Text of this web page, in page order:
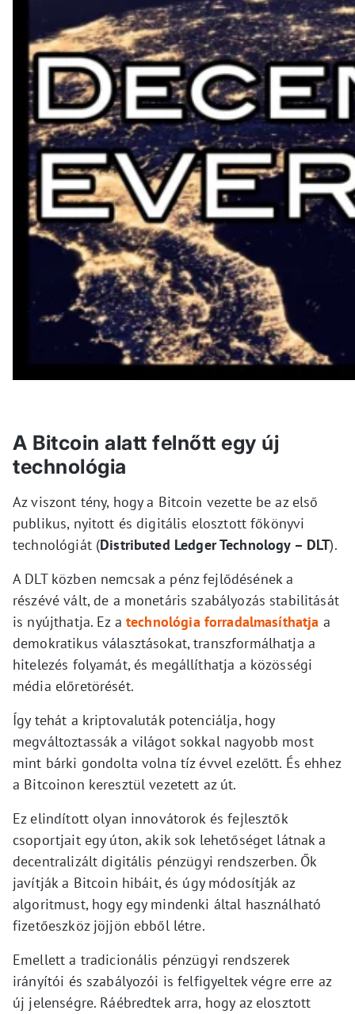
A Bitcoin alatt felnőtt egy új
technológia
Az viszont tény, hogy a Bitcoin vezette be az első
publikus, nyitott és digitális elosztott főkönyvi
technológiát (Distributed Ledger Technology – DLT).
A DLT közben nemcsak a pénz fejlődésének a
részévé vált, de a monetáris szabályozás stabilitását
is nyújthatja. Ez a technológia forradalmasíthatja a
demokratikus választásokat, transzformálhatja a
hitelezés folyamát, és megállíthatja a közösségi
média előretörését.
Így tehát a kriptovaluták potenciálja, hogy
megváltoztassák a világot sokkal nagyobb most
mint bárki gondolta volna tíz évvel ezelőtt. És ehhez
a Bitcoinon keresztül vezetett az út.
Ez elindított olyan innovátorok és fejlesztők
csoportjait egy úton, akik sok lehetőséget látnak a
decentralizált digitális pénzügyi rendszerben. Ők
javítják a Bitcoin hibáit, és úgy módosítják az
algoritmust, hogy egy mindenki által használható
fizetőeszköz jöjjön ebből létre.
Emellett a tradicionális pénzügyi rendszerek
irányítói és szabályozói is felfigyeltek végre erre az
új jelenségre. Ráébredtek arra, hogy az elosztott